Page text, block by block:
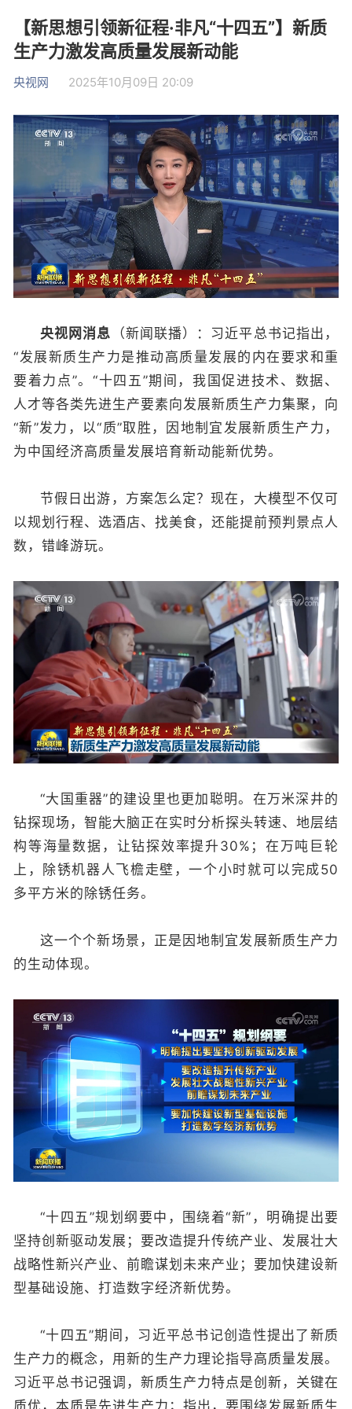
【新思想引领新征程·非凡“十四五”】新质
生产力激发高质量发展新动能
央视网 2025年10月09日 20:09
央视网消息 （新闻联播）：习近平总书记指出，
“发展新质生产力是推动高质量发展的内在要求和重
要着力点”。“十四五”期间，我国促进技术、数据、
人才等各类先进生产要素向发展新质生产力集聚，向
“新”发力，以“质”取胜，因地制宜发展新质生产力，
为中国经济高质量发展培育新动能新优势。
节假日出游，方案怎么定？现在，大模型不仅可
以规划行程、选酒店、找美食，还能提前预判景点人
数，错峰游玩。
“大国重器”的建设里也更加聪明。在万米深井的
钻探现场，智能大脑正在实时分析探头转速、地层结
构等海量数据，让钻探效率提升30%；在万吨巨轮
上，除锈机器人飞檐走壁，一个小时就可以完成50
多平方米的除锈任务。
这一个个新场景，正是因地制宜发展新质生产力
的生动体现。
“十四五”规划纲要中，围绕着“新”，明确提出要
坚持创新驱动发展；要改造提升传统产业、发展壮大
战略性新兴产业、前瞻谋划未来产业；要加快建设新
型基础设施、打造数字经济新优势。
“十四五”期间，习近平总书记创造性提出了新质
生产力的概念，用新的生产力理论指导高质量发展。
习近平总书记强调，新质生产力特点是创新，关键在